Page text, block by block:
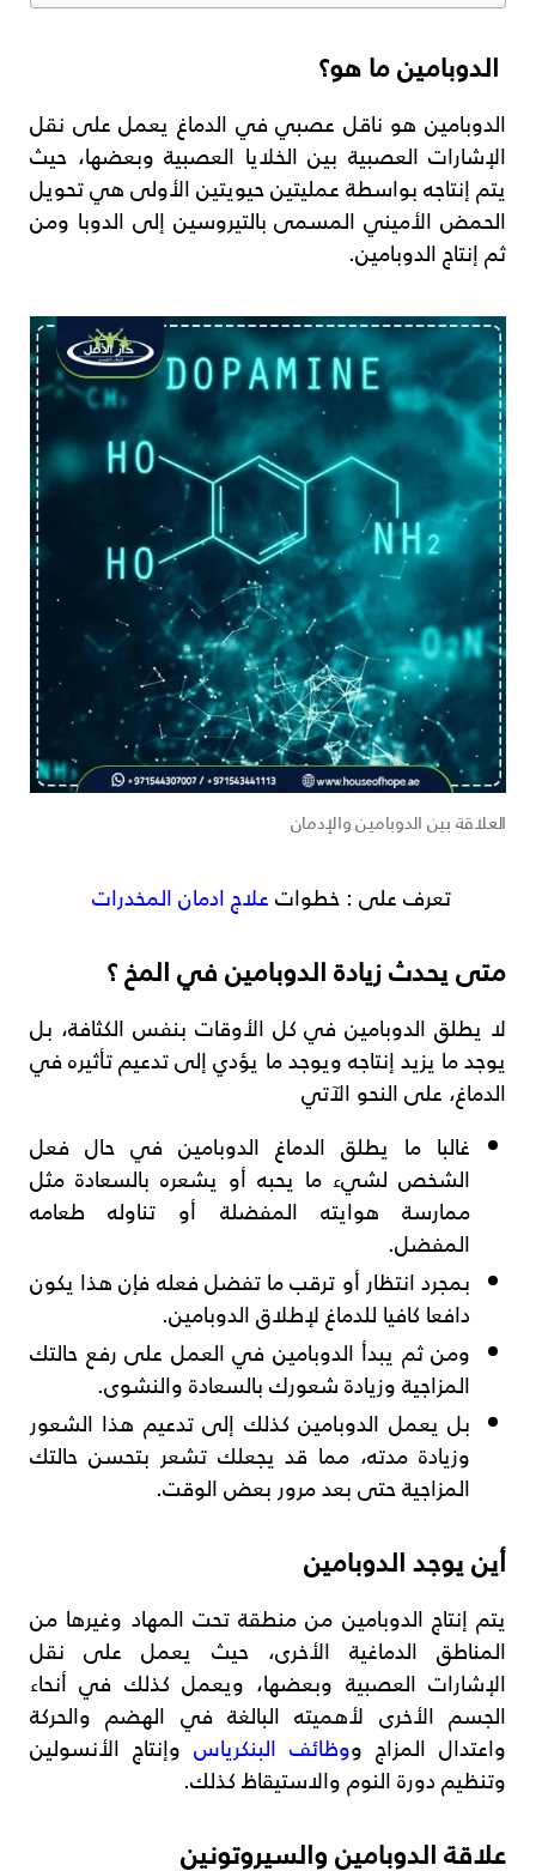
الدوبامين ما هو؟
الدوبامين هو ناقل عصبي في الدماغ يعمل على نقل
الإشارات العصبية بين الخلايا العصبية وبعضها، حيث
يتم إنتاجه بواسطة عمليتين حيويتين الأولى هي تحويل
الحمض الأميني المسمى بالتيروسين إلى الدوبا ومن
ثم إنتاج الدوبامين.
العلاقة بين الدوبامين والإدمان
تعرف على : خطواتعلاج ادمان المخدرات
متى يحدث زيادة الدوبامين في المخ ؟
لا يطلق الدوبامين في كل الأوقات بنفس الكثافة، بل
يوجد ما يزيد إنتاجه ويوجد ما يؤدي إلى تدعيم تأثيره في
الدماغ، على النحو الآتي
غالبا ما يطلق الدماغ الدوبامين في حال فعل
الشخص لشيء ما يحبه أو يشعره بالسعادة مثل
ممارسة هوايته المفضلة أو تناوله طعامه
المفضل.
بمجرد انتظار أو ترقب ما تفضل فعله فإن هذا يكون
دافعا كافيا للدماغ لإطلاق الدوبامين.
ومن ثم يبدأ الدوبامين في العمل على رفع حالتك
المزاجية وزيادة شعورك بالسعادة والنشوى.
بل يعمل الدوبامين كذلك إلى تدعيم هذا الشعور
وزيادة مدته، مما قد يجعلك تشعر بتحسن حالتك
المزاجية حتى بعد مرور بعض الوقت.
أين يوجد الدوبامين
يتم إنتاج الدوبامين من منطقة تحت المهاد وغيرها من
المناطق الدماغية الأخرى، حيث يعمل على نقل
الإشارات العصبية وبعضها، ويعمل كذلك في أنحاء
الجسم الأخرى لأهميته البالغة في الهضم والحركة
واعتدال المزاج ووظائف البنكرياس وإنتاج الأنسولين
وتنظيم دورة النوم والاستيقاظ كذلك.
علاقة الدوبامين والسيروتونين